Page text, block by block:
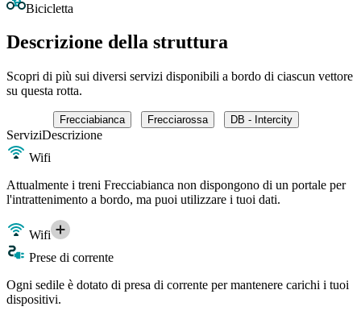
Bicicletta
Descrizione della struttura
Scopri di più sui diversi servizi disponibili a bordo di ciascun vettore
su questa rotta.
Frecciabianca Frecciarossa DB - Intercity
ServiziDescrizione
Wifi
Attualmente i treni Frecciabianca non dispongono di un portale per
l'intrattenimento a bordo, ma puoi utilizzare i tuoi dati.
Wifi
Prese di corrente
Ogni sedile è dotato di presa di corrente per mantenere carichi i tuoi
dispositivi.